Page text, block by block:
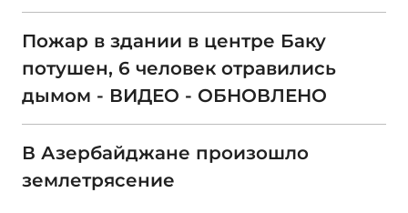
Пожар в здании в центре Баку
потушен, 6 человек отравились
дымом - ВИДЕО - ОБНОВЛЕНО
В Азербайджане произошло
землетрясение